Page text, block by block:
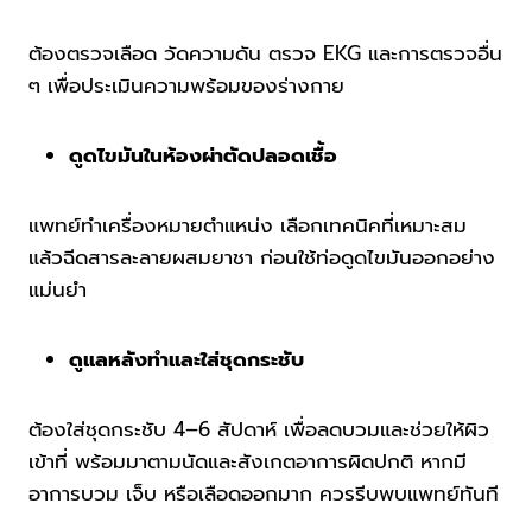
ต้องตรวจเลือด วัดความดัน ตรวจ EKG และการตรวจอื่น
ๆ เพื่อประเมินความพร้อมของร่างกาย
ดูดไขมันในห้องผ่าตัดปลอดเชื้อ
แพทย์ทำเครื่องหมายตำแหน่ง เลือกเทคนิคที่เหมาะสม
แล้วฉีดสารละลายผสมยาชา ก่อนใช้ท่อดูดไขมันออกอย่าง
แม่นยำ
ดูแลหลังทำและใส่ชุดกระชับ
ต้องใส่ชุดกระชับ 4–6 สัปดาห์ เพื่อลดบวมและช่วยให้ผิว
เข้าที่ พร้อมมาตามนัดและสังเกตอาการผิดปกติ หากมี
อาการบวม เจ็บ หรือเลือดออกมาก ควรรีบพบแพทย์ทันที